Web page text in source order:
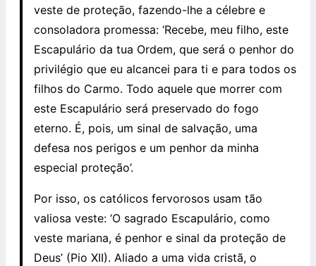
veste de proteção, fazendo-lhe a célebre e
consoladora promessa: ‘Recebe, meu filho, este
Escapulário da tua Ordem, que será o penhor do
privilégio que eu alcancei para ti e para todos os
filhos do Carmo. Todo aquele que morrer com
este Escapulário será preservado do fogo
eterno. É, pois, um sinal de salvação, uma
defesa nos perigos e um penhor da minha
especial proteção’.
Por isso, os católicos fervorosos usam tão
valiosa veste: ‘O sagrado Escapulário, como
veste mariana, é penhor e sinal da proteção de
Deus’ (Pio XII). Aliado a uma vida cristã, o